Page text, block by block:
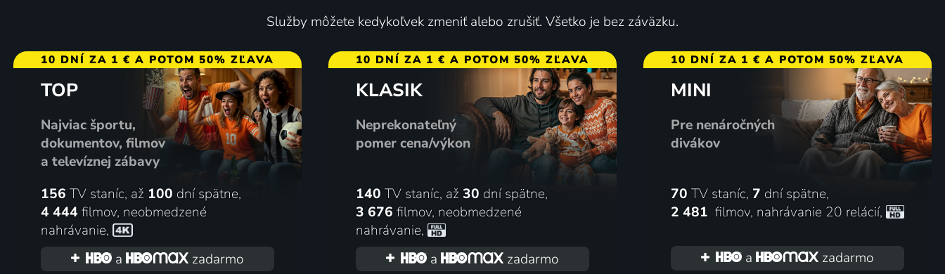
Služby môžete kedykoľvek zmeniť alebo zrušiť. Všetko je bez záväzku.
10 DNÍ ZA 1 € A POTOM 50% ZĽAVA
TOP
Najviac športu,
dokumentov, filmov
a televíznej zábavy
156 TV staníc, až 100 dní spätne,
4 444 filmov, neobmedzené
nahrávanie,
a
zadarmo
10 DNÍ ZA 1 € A POTOM 50% ZĽAVA
KLASIK
Neprekonateľný
pomer cena/výkon
140 TV staníc, až 30 dní spätne,
3 676 filmov, neobmedzené
nahrávanie,
a
zadarmo
10 DNÍ ZA 1 € A POTOM 50% ZĽAVA
MINI
Pre nenáročných
divákov
70 TV staníc, 7 dní spätne,
2 481 filmov, nahrávanie 20 relácií,
a zadarmo